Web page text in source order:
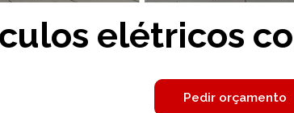
elétricos
Pedir orçamento